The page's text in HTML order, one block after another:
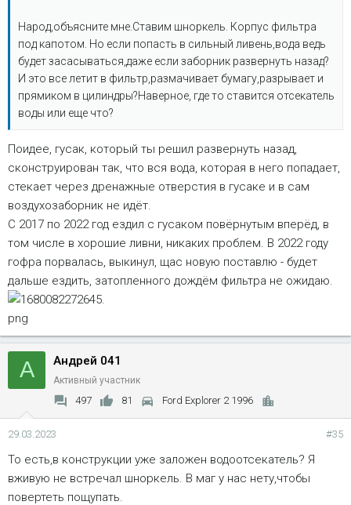
Народ,объясните мне.Ставим шноркель. Корпус фильтра
под капотом. Но если попасть в сильный ливень,вода ведь
будет засасываться,даже если заборник развернуть назад?
И это все летит в фильтр,размачивает бумагу,разрывает и
прямиком в цилиндры?Наверное, где то ставится отсекатель
воды или еще что?
Поидее, гусак, который ты решил развернуть назад,
сконструирован так, что вся вода, которая в него попадает,
стекает через дренажные отверстия в гусаке и в сам
воздухозаборник не идёт.
С 2017 по 2022 год ездил с гусаком повёрнутым вперёд, в
том числе в хорошие ливни, никаких проблем. В 2022 году
гофра порвалась, выкинул, щас новую поставлю - будет
дальше ездить, затопленного дождём фильтра не ожидаю.
А Андрей 041
Активный участник
497 81 Ford Explorer 2 1996
29.03.2023 #35
То есть,в конструкции уже заложен водоотсекатель? Я
вживую не встречал шноркель. В маг у нас нету,чтобы
повертеть пощупать.